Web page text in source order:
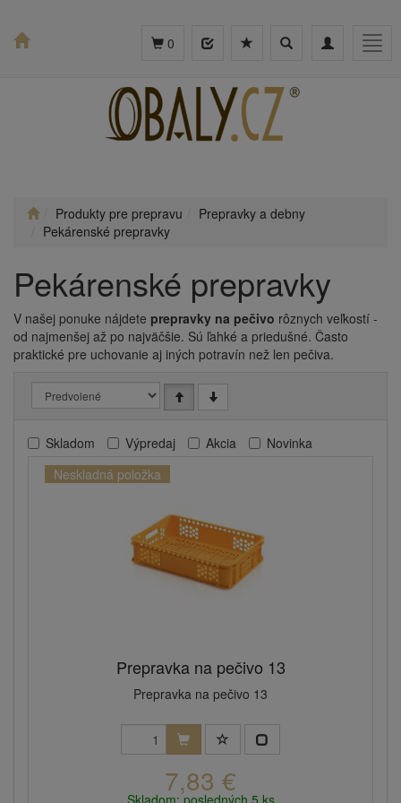
Toggle
Toggle
0
Produkty pre prepravu
Prepravky a debny
Pekárenské prepravky
Pekárenské prepravky
V našej ponuke nájdete prepravky na pečivo rôznych veľkostí -
od najmenšej až po najväčšie. Sú ľahké a priedušné. Často
praktické pre uchovanie aj iných potravín než len pečiva.
Skladom Výpredaj Akcia
Novinka
Neskladná položka
Prepravka na pečivo 13
Prepravka na pečivo 13
7,83 €